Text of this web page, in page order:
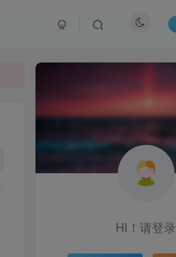
HI！请登录